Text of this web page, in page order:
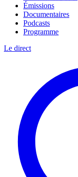
Émissions
Documentaires
Podcasts
Programme
Le direct